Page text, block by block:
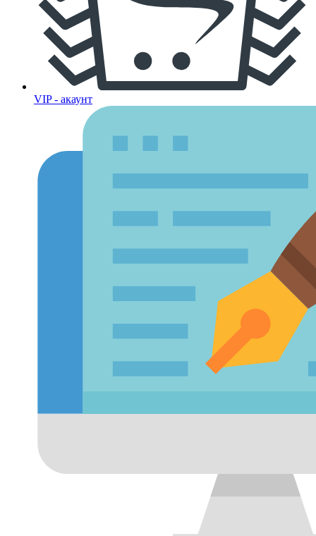
VIP - акаунт